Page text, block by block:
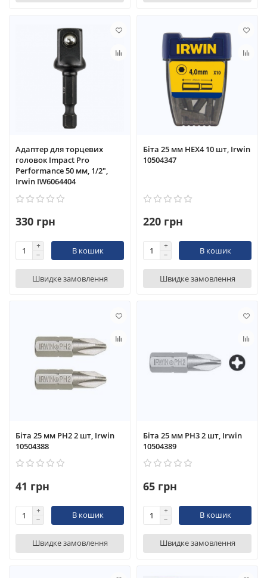
Адаптер для торцевих
головок Impact Pro
Performance 50 мм, 1/2",
Irwin IW6064404
330 грн
В кошик
Швидке замовлення
Біта 25 мм HEX4 10 шт, Irwin
10504347
220 грн
В кошик
Швидке замовлення
Біта 25 мм PH2 2 шт, Irwin
10504388
41 грн
В кошик
Швидке замовлення
Біта 25 мм PH3 2 шт, Irwin
10504389
65 грн
В кошик
Швидке замовлення